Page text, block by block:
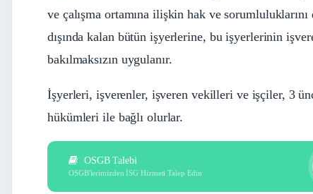
ve çalışma ortamına ilişkin hak ve
dışında kalan bütün işyerlerine, bu işyerlerinin
bakılmaksızın uygulanır.
İşyerleri, işverenler, işveren vekilleri ve işçiler, 3
hükümleri ile bağlı olurlar.
OSGB Talebi
OSGB'lerimizden İSG Hizmeti Talep Edin